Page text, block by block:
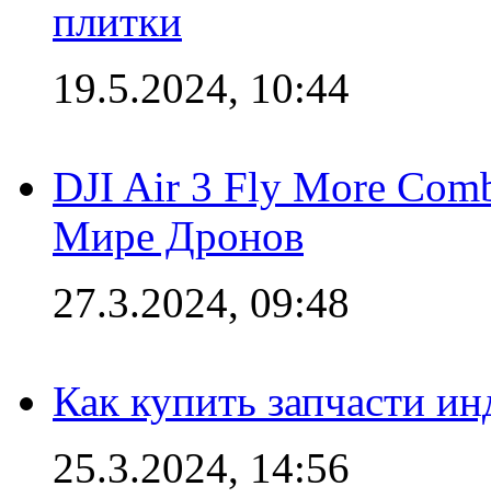
плитки
19.5.2024, 10:44
DJI Air 3 Fly More
Мире Дронов
27.3.2024, 09:48
Как купить запчасти
25.3.2024, 14:56